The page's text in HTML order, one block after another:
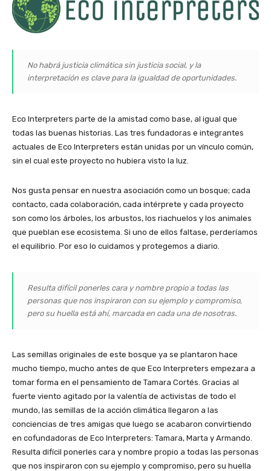
No habrá justicia climática sin justicia social, y la
interpretación es clave para la igualdad de oportunidades.
Eco Interpreters parte de la amistad como base, al igual que
todas las buenas historias. Las tres fundadoras e integrantes
actuales de Eco Interpreters están unidas por un vínculo común,
sin el cual este proyecto no hubiera visto la luz.
Nos gusta pensar en nuestra asociación como un bosque; cada
contacto, cada colaboración, cada intérprete y cada proyecto
son como los árboles, los arbustos, los riachuelos y los animales
que pueblan ese ecosistema. Si uno de ellos faltase, perderíamos
el equilibrio. Por eso lo cuidamos y protegemos a diario.
Resulta difícil ponerles cara y nombre propio a todas las
personas que nos inspiraron con su ejemplo y compromiso,
pero su huella está ahí, marcada en cada una de nosotras.
Las semillas originales de este bosque ya se plantaron hace
mucho tiempo, mucho antes de que Eco Interpreters empezara a
tomar forma en el pensamiento de Tamara Cortés. Gracias al
fuerte viento agitado por la valentía de activistas de todo el
mundo, las semillas de la acción climática llegaron a las
conciencias de tres amigas que luego se acabaron convirtiendo
en cofundadoras de Eco Interpreters: Tamara, Marta y Armando.
Resulta difícil ponerles cara y nombre propio a todas las personas
que nos inspiraron con su ejemplo y compromiso, pero su huella